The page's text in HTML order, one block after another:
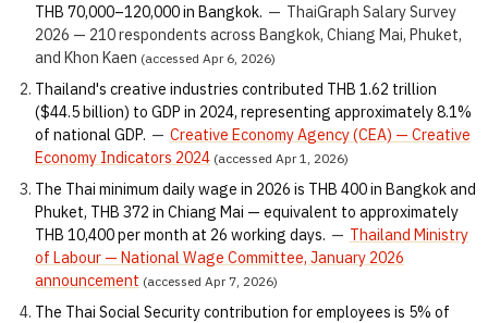
THB 70,000–120,000 in Bangkok. — ThaiGraph Salary Survey
2026 — 210 respondents across Bangkok, Chiang Mai, Phuket,
and Khon Kaen (accessed Apr 6, 2026)
Thailand's creative industries contributed THB 1.62 trillion
($44.5 billion) to GDP in 2024, representing approximately 8.1%
of national GDP. — Creative Economy Agency (CEA) — Creative
Economy Indicators 2024 (accessed Apr 1, 2026)
The Thai minimum daily wage in 2026 is THB 400 in Bangkok and
Phuket, THB 372 in Chiang Mai — equivalent to approximately
THB 10,400 per month at 26 working days. — Thailand Ministry
of Labour — National Wage Committee, January 2026
announcement (accessed Apr 7, 2026)
The Thai Social Security contribution for employees is 5% of